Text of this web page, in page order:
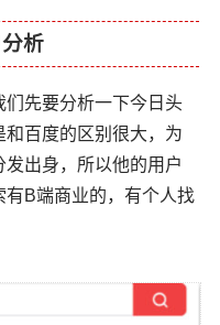
析
先要分析一下今日头
百度的区别很大，为
出身，所以他的用户
B端商业的，有个人找